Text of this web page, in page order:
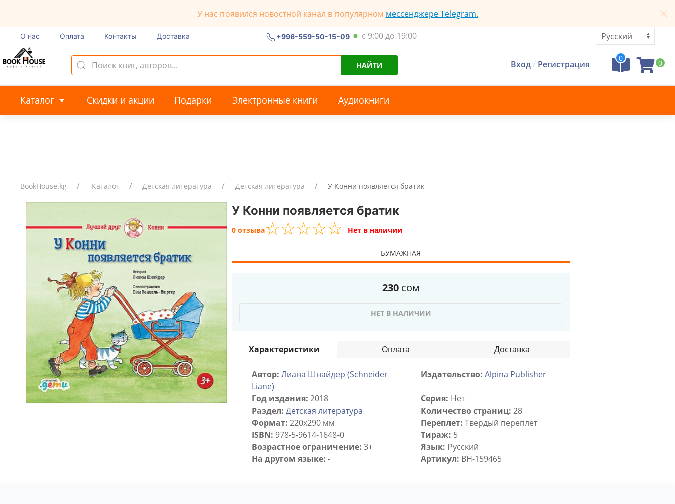
У нас появился новостной канал в популярном мессенджере Telegram.
О нас Оплата Контакты Доставка +996-559-50-15-09 с 9:00 до 19:00
НАЙТИ Вход/ Регистрация
0
0
Каталог Скидки и акции Подарки Электронные книги Аудиокниги
BookHouse.kg Каталог Детская литература Детская литература У Конни появляется братик
У Конни появляется братик
0 отзыва☆☆☆☆☆
★★★★★ Нет в наличии
БУМАЖНАЯ
230 сом
НЕТ В НАЛИЧИИ
Характеристики Оплата Доставка
Автор: Лиана Шнайдер (Schneider
Liane)
Издательство: Alpina Publisher
Год издания: 2018 Серия: Нет
Раздел: Детская литература Количество страниц: 28
Формат: 220х290 мм Переплет: Твердый переплет
ISBN: 978-5-9614-1648-0 Тираж: 5
Возрастное ограничение: 3+ Язык: Русский
На другом языке: - Артикул: BH-159465